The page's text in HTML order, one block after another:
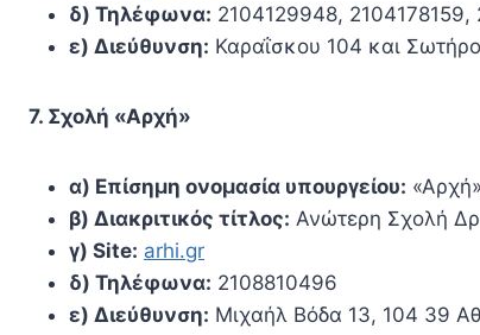
δ) Τηλέφωνα: 2104129948, 2104178159,
ε) Διεύθυνση: Καραΐσκου 104 και
7. Σχολή «Αρχή»
α) Επίσημη ονομασία υπουργείου:
β) Διακριτικός τίτλος: Ανώτερη Σχολή
γ) Site: arhi.gr
δ) Τηλέφωνα: 2108810496
ε) Διεύθυνση: Μιχαήλ Βόδα 13, 104 39